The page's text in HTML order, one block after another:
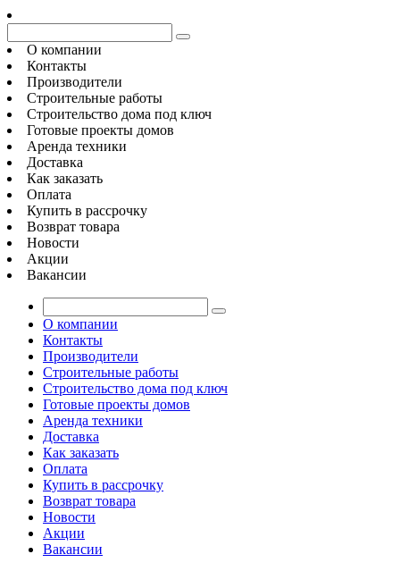
О компании
Контакты
Производители
Строительные работы
Строительство дома под ключ
Готовые проекты домов
Аренда техники
Доставка
Как заказать
Оплата
Купить в рассрочку
Возврат товара
Новости
Акции
Вакансии
О компании
Контакты
Производители
Строительные работы
Строительство дома под ключ
Готовые проекты домов
Аренда техники
Доставка
Как заказать
Оплата
Купить в рассрочку
Возврат товара
Новости
Акции
Вакансии